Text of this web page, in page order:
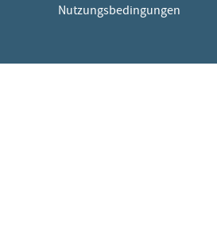
Nutzungsbedingungen